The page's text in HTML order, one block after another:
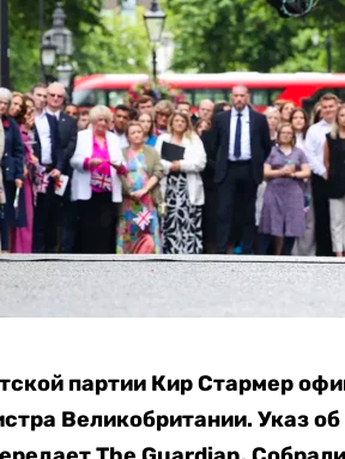
партии Кир Стармер
Великобритании. Указ